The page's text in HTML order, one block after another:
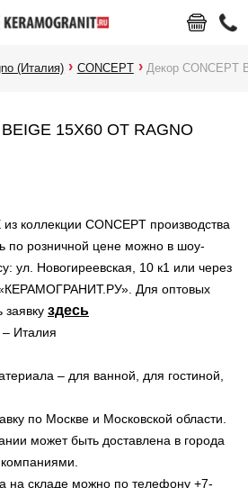
(Италия) CONCEPT Декор CONCEPT
15X60 ОТ RAGNO
коллекции CONCEPT производства
по розничной цене можно в шоу-
ул. Новогиреевская, 10 к1 или через
Для оптовых
заявку здесь
Италия
– для ванной, для гостиной,
по Москве и Московской области.
может быть доставлена в города
на складе можно по телефону +7-